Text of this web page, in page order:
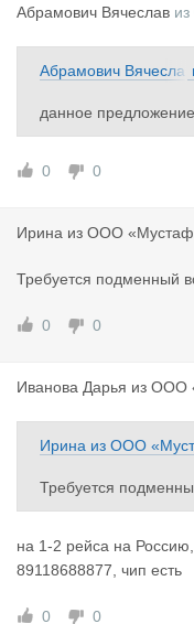
Абрамович Вячеслав из
Абрамович Вячесла
данное
0 0
Ирина из ООО
Требуется подменный
0 0
Иванова Дарья из ООО
Ирина из ООО
Требуется
на 1-2 рейса на
89118688877, чип есть
0 0